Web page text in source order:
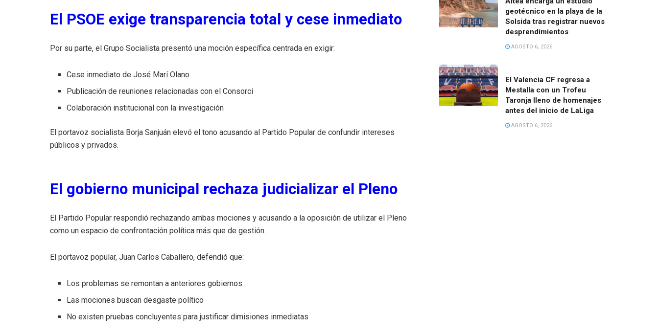
El PSOE exige transparencia total y cese inmediato
Por su parte, el Grupo Socialista presentó una moción específica centrada en exigir:
Cese inmediato de José Marí Olano
Publicación de reuniones relacionadas con el Consorci
Colaboración institucional con la investigación
El portavoz socialista Borja Sanjuán elevó el tono acusando al Partido Popular de confundir intereses
públicos y privados.
El gobierno municipal rechaza judicializar el Pleno
El Partido Popular respondió rechazando ambas mociones y acusando a la oposición de utilizar el Pleno
como un espacio de confrontación política más que de gestión.
El portavoz popular, Juan Carlos Caballero, defendió que:
Los problemas se remontan a anteriores gobiernos
Las mociones buscan desgaste político
No existen pruebas concluyentes para justificar dimisiones inmediatas
geotécnico en la playa de la
Solsida tras registrar nuevos
desprendimientos
AGOSTO 6, 2026
El Valencia CF regresa a
Mestalla con un Trofeu
Taronja lleno de homenajes
antes del inicio de LaLiga
AGOSTO 6, 2026